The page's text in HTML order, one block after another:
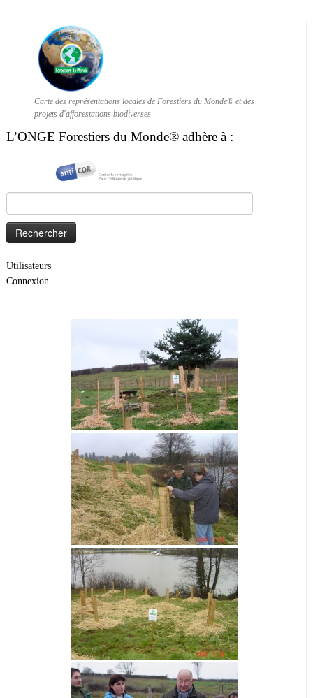
Carte des représentations locales de Forestiers du Monde® et des
projets d'afforestations biodiverses
L’ONGE Forestiers du Monde® adhère à :
Utilisateurs
Connexion